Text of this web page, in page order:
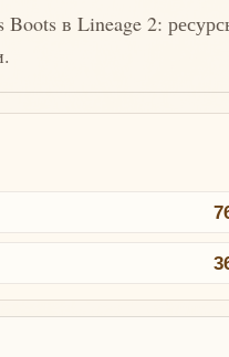
Boots в Lineage 2: